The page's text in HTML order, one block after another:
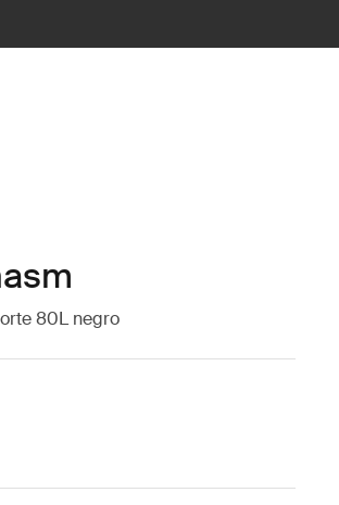
80L negro
80L Caqui oscuro
hauler 80L Negro (selected)